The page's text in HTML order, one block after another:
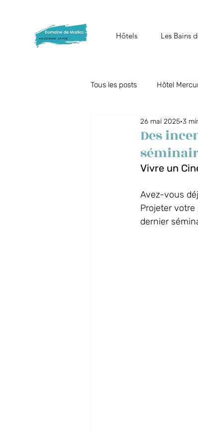
Hôtels Les Bains
Tous les posts Hôtel
Offres du moment
Collaborateurs Spa
Spa Les Bains des Alpes
Des
26 mai 2025 3
Vivre un
Avez-vous
Projeter
dernier